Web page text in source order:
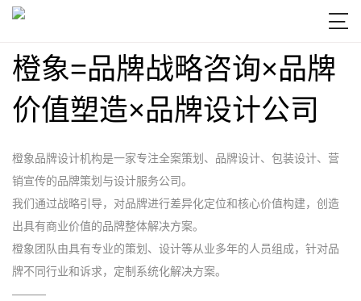

橙象=品牌战略咨询×品牌
价值塑造×品牌设计公司
橙象品牌设计机构是一家专注全案策划、品牌设计、包装设计、营
销宣传的品牌策划与设计服务公司。
我们通过战略引导，对品牌进行差异化定位和核心价值构建，创造
出具有商业价值的品牌整体解决方案。
橙象团队由具有专业的策划、设计等从业多年的人员组成，针对品
牌不同行业和诉求，定制系统化解决方案。
———